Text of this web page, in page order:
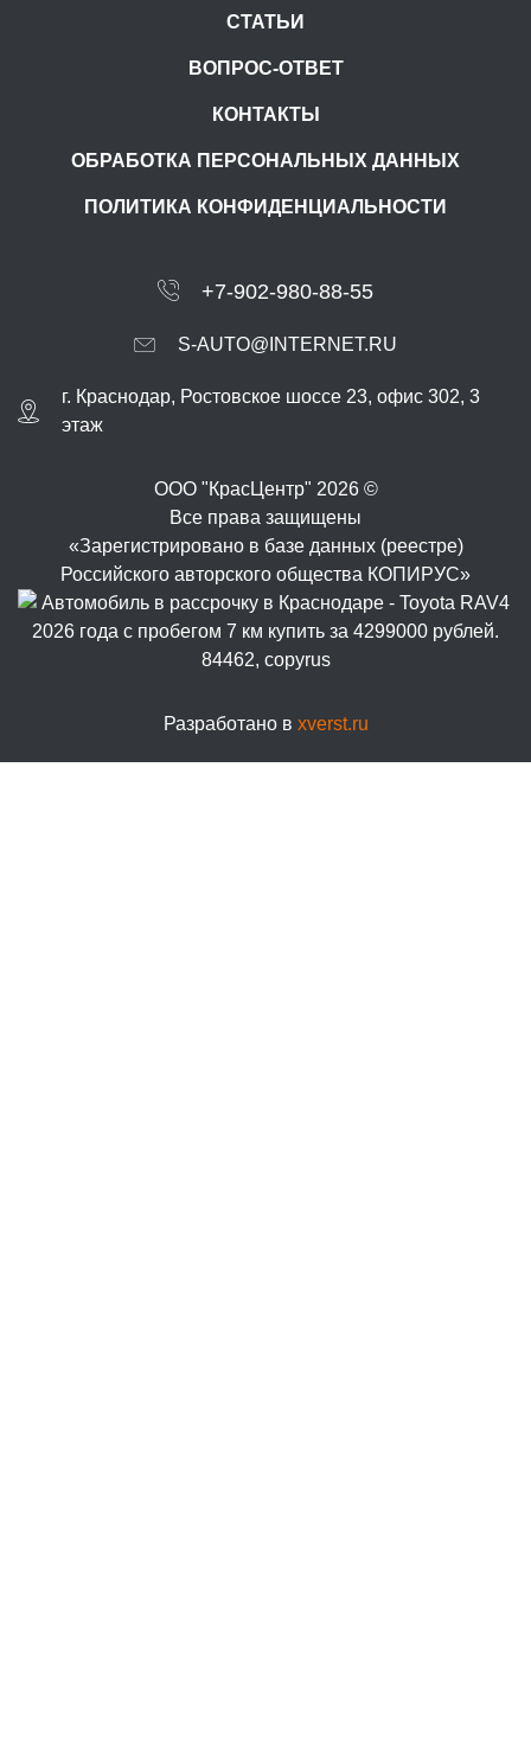
СТАТЬИ
ВОПРОС-ОТВЕТ
КОНТАКТЫ
ОБРАБОТКА ПЕРСОНАЛЬНЫХ ДАННЫХ
ПОЛИТИКА КОНФИДЕНЦИАЛЬНОСТИ
+7-902-980-88-55
S-AUTO@INTERNET.RU
г. Краснодар, Ростовское шоссе 23, офис 302, 3
этаж
ООО "КрасЦентр" 2026 ©
Все права защищены
«Зарегистрировано в базе данных (реестре)
Российского авторского общества КОПИРУС»
Разработано в xverst.ru